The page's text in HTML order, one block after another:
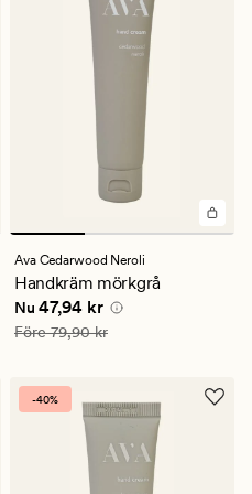
Ava Cedarwood Neroli
Handkräm mörkgrå
Nuvarande pris
Nu 47,94 kr
Ordinarie pris
Före79,90 kr
-40%